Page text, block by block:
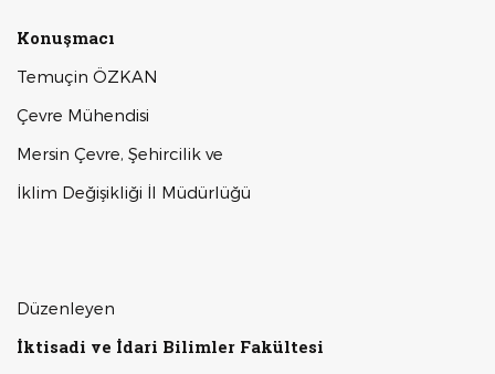
Konuşmacı
Temuçin ÖZKAN
Çevre Mühendisi
Mersin Çevre, Şehircilik ve
İklim Değişikliği İl Müdürlüğü
Düzenleyen
İktisadi ve İdari Bilimler Fakültesi